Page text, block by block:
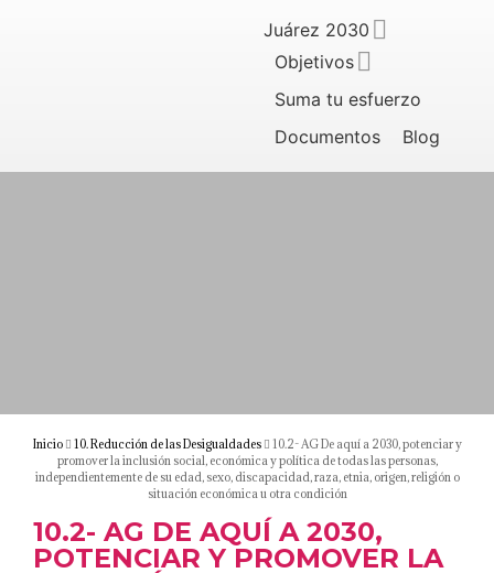
Juárez 2030
Objetivos
Suma tu esfuerzo
Documentos
Blog
Inicio 10. Reducción de las Desigualdades
10.2- AG De aquí a 2030, potenciar y
promover la inclusión social, económica y política de todas las personas,
independientemente de su edad, sexo, discapacidad, raza, etnia, origen, religión o
situación económica u otra condición
10.2- AG DE AQUÍ A 2030,
POTENCIAR Y PROMOVER LA